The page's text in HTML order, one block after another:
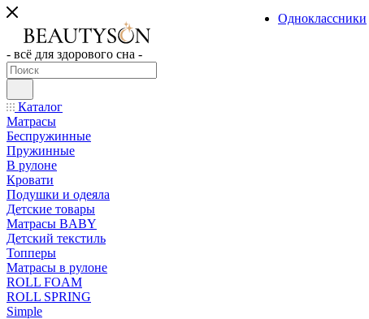
- всё для здорового сна -
Каталог
Матрасы
Беспружинные
Пружинные
В рулоне
Кровати
Подушки и одеяла
Детские товары
Матрасы BABY
Детский текстиль
Топперы
Матрасы в рулоне
ROLL FOAM
ROLL SPRING
Simple
Одноклассники